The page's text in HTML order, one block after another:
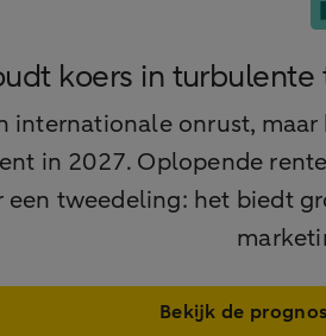
koers in
internationale onrust,
in 2027. Oplopende
tweedeling: het biedt
Bekijk de